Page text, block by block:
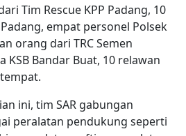
Tim Rescue KPP Padang, 10
empat personel Polsek
orang dari TRC Semen
KSB Bandar Buat, 10 relawan
ini, tim SAR gabungan
peralatan pendukung seperti